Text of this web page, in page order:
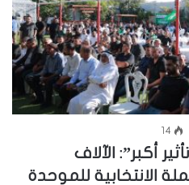
14
أكبر”: الآلاف
الانتخابية للموحدة